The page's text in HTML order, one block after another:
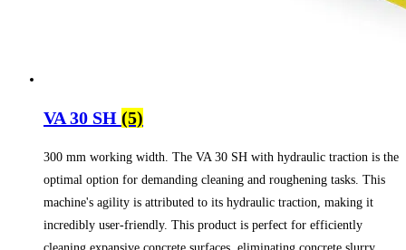
VA 30 SH (5)
300 mm working width. The VA 30 SH with hydraulic traction is the
optimal option for demanding cleaning and roughening tasks. This
machine's agility is attributed to its hydraulic traction, making it
incredibly user-friendly. This product is perfect for efficiently